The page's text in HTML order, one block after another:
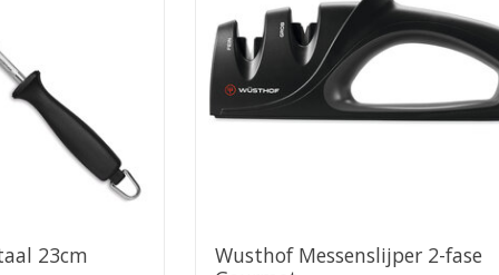
23cm
Wusthof Messenslijper 2-fase